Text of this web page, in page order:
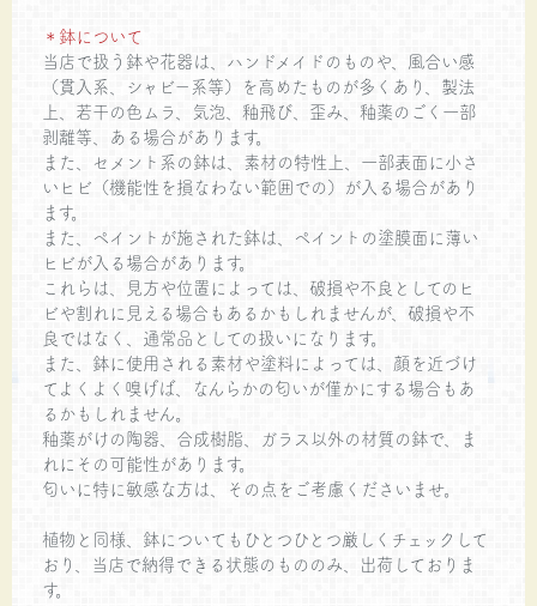
＊鉢について
当店で扱う鉢や花器は、ハンドメイドのものや、風合い感
（貫入系、シャビー系等）を高めたものが多くあり、製法
上、若干の色ムラ、気泡、釉飛び、歪み、釉薬のごく一部
剥離等、ある場合があります。
また、セメント系の鉢は、素材の特性上、一部表面に小さ
いヒビ（機能性を損なわない範囲での）が入る場合があり
ます。
また、ペイントが施された鉢は、ペイントの塗膜面に薄い
ヒビが入る場合があります。
これらは、見方や位置によっては、破損や不良としてのヒ
ビや割れに見える場合もあるかもしれませんが、破損や不
良ではなく、通常品としての扱いになります。
また、鉢に使用される素材や塗料によっては、顔を近づけ
てよくよく嗅げば、なんらかの匂いが僅かにする場合もあ
るかもしれません。
釉薬がけの陶器、合成樹脂、ガラス以外の材質の鉢で、ま
れにその可能性があります。
匂いに特に敏感な方は、その点をご考慮くださいませ。
植物と同様、鉢についてもひとつひとつ厳しくチェックして
おり、当店で納得できる状態のもののみ、出荷しておりま
す。